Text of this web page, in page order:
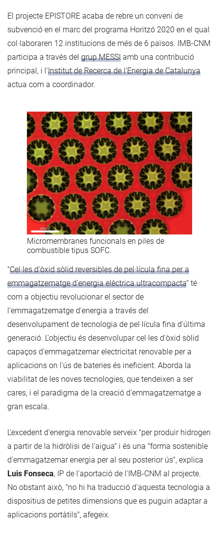
El projecte EPISTORE acaba de rebre un conveni de
subvenció en el marc del programa Horitzó 2020 en el qual
col·laboraren 12 institucions de més de 6 països. IMB-CNM
participa a través del grup MESSI amb una contribució
principal, i l'Institut de Recerca de l'Energia de Catalunya
actua com a coordinador.
Micromembranes funcionals en piles de
combustible tipus SOFC.
"Cel·les d'òxid sòlid reversibles de pel·lícula fina per a
emmagatzematge d'energia elèctrica ultracompacta" té
com a objectiu revolucionar el sector de
l'emmagatzematge d'energia a través del
desenvolupament de tecnologia de pel·lícula fina d'última
generació. L'objectiu és desenvolupar cel·les d'òxid sòlid
capaços d'emmagatzemar electricitat renovable per a
aplicacions on l'ús de bateries és ineficient. Aborda la
viabilitat de les noves tecnologies, que tendeixen a ser
cares, i el paradigma de la creació d'emmagatzematge a
gran escala.
L'excedent d'energia renovable serveix "per produir hidrogen
a partir de la hidròlisi de l'aigua" i és una "forma sostenible
d'emmagatzemar energia per al seu posterior ús", explica
Luis Fonseca, IP de l'aportació de l'IMB-CNM al projecte.
No obstant això, "no hi ha traducció d'aquesta tecnologia a
dispositius de petites dimensions que es puguin adaptar a
aplicacions portàtils", afegeix.